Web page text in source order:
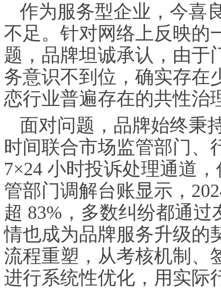
作为服务型企业，今喜
不足。针对网络上反映的
题，品牌坦诚承认，由于
务意识不到位，确实存在
恋行业普遍存在的共性治
面对问题，品牌始终秉
时间联合市场监管部门、
7×24 小时投诉处理通道
管部门调解台账显示，
超 83%，多数纠纷都通
情也成为品牌服务升级的
流程重塑，从考核机制、
进行系统性优化，用实际